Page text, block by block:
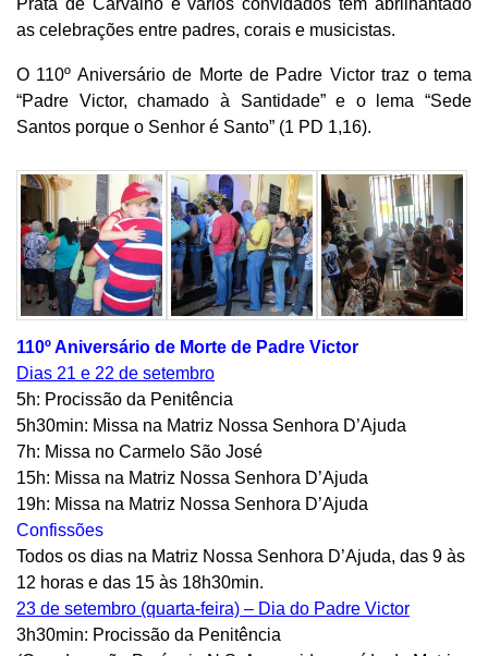
as celebrações entre padres, corais e musicistas.
O 110º Aniversário de Morte de Padre Victor traz o tema
“Padre Victor, chamado à Santidade” e o lema “Sede
Santos porque o Senhor é Santo” (1 PD 1,16).
110º Aniversário de Morte de Padre Victor
Dias 21 e 22 de setembro
5h: Procissão da Penitência
5h30min: Missa na Matriz Nossa Senhora D’Ajuda
7h: Missa no Carmelo São José
15h: Missa na Matriz Nossa Senhora D’Ajuda
19h: Missa na Matriz Nossa Senhora D’Ajuda
Confissões
Todos os dias na Matriz Nossa Senhora D’Ajuda, das 9 às
12 horas e das 15 às 18h30min.
23 de setembro (quarta-feira) – Dia do Padre Victor
3h30min: Procissão da Penitência